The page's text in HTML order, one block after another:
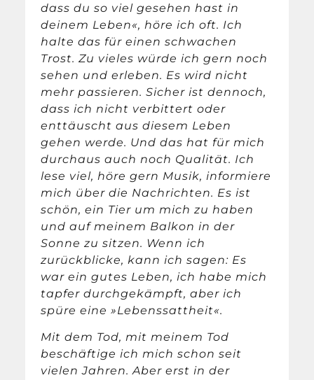
dass du so viel gesehen hast in
deinem Leben«, höre ich oft. Ich
halte das für einen schwachen
Trost. Zu vieles würde ich gern noch
sehen und erleben. Es wird nicht
mehr passieren. Sicher ist dennoch,
dass ich nicht verbittert oder
enttäuscht aus diesem Leben
gehen werde. Und das hat für mich
durchaus auch noch Qualität. Ich
lese viel, höre gern Musik, informiere
mich über die Nachrichten. Es ist
schön, ein Tier um mich zu haben
und auf meinem Balkon in der
Sonne zu sitzen. Wenn ich
zurückblicke, kann ich sagen: Es
war ein gutes Leben, ich habe mich
tapfer durchgekämpft, aber ich
spüre eine »Lebenssattheit«.
Mit dem Tod, mit meinem Tod
beschäftige ich mich schon seit
vielen Jahren. Aber erst in der